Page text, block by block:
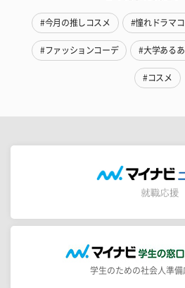
#今月の推しコスメ #憧れドラマ
#ファッションコーデ #大学ある
#コスメ
学生のための社会人準備